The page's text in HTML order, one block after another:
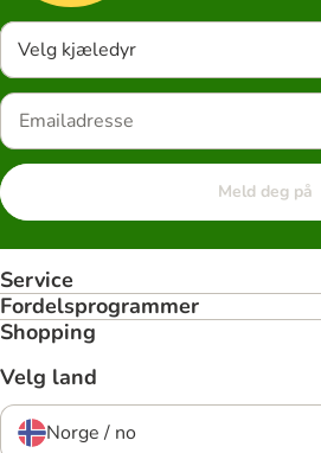
Velg kjæledyr
Meld deg på
Service
Fordelsprogrammer
Shopping
Velg land
Norge / no